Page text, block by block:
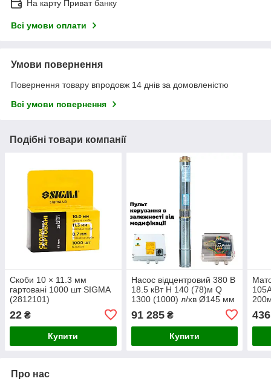
На карту Приват банку
Всі умови оплати
Умови повернення
Повернення товару впродовж 14 днів за домовленістю
Всі умови повернення
Подібні товари компанії
Скоби 10 × 11.3 мм
гартовані 1000 шт SIGMA
(2812101)
22 ₴
Купити
Насос відцентровий 380 В
18.5 кВт H 140 (78)м Q
1300 (1000) л/хв Ø145 мм
колеса неірж сталь + пульт
DONGYIN 6SP60-10
91 285₴
Купити
436
Про нас